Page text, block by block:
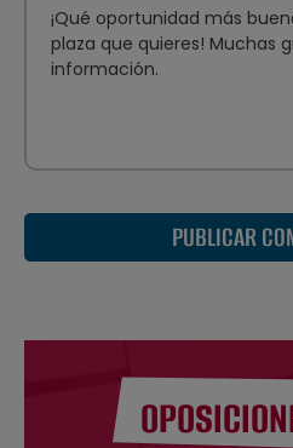
¡Qué oportunidad más
plaza que quieres! Muchas
información.
PUBLICAR